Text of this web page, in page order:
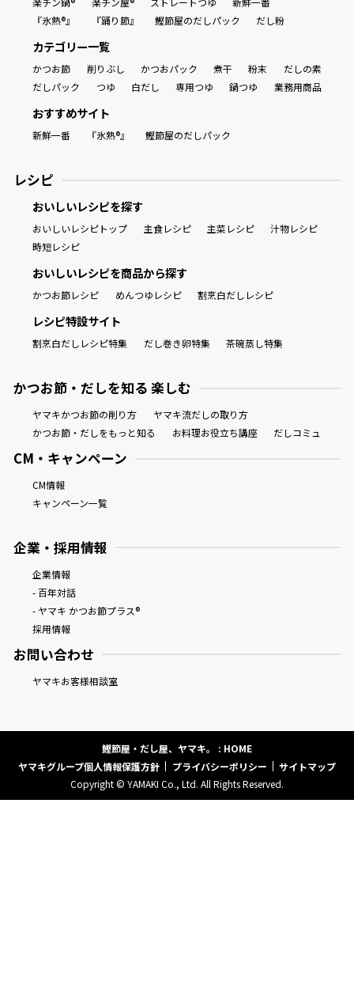
楽チン屋®
『氷熟®』
『踊り節』 鰹節屋のだしパック だし粉
カテゴリー一覧
かつお節 削りぶし かつおパック 煮干 粉末
だしの素
だしパック
つゆ 白だし 専用つゆ 鍋つゆ 業務用商品
おすすめサイト
新鮮一番 『氷熟®』 鰹節屋のだしパック
レシピ
おいしいレシピを探す
おいしいレシピトップ 主食レシピ 主菜レシピ
汁物レシピ
時短レシピ
おいしいレシピを商品から探す
かつお節レシピ めんつゆレシピ 割烹白だしレシピ
レシピ特設サイト
割烹白だしレシピ特集 だし巻き卵特集 茶碗蒸し特集
かつお節・だしを知る 楽しむ
ヤマキかつお節の削り方
ヤマキ流だしの取り方
かつお節・だしをもっと知る
お料理お役立ち講座 だしコミュ
CM・キャンペーン
CM情報
キャンペーン一覧
企業・採用情報
企業情報
- 百年対話
- ヤマキ かつお節プラス®
採用情報
お問い合わせ
ヤマキお客様相談室
鰹節屋・だし屋、ヤマキ。 : HOME
ヤマキグループ個人情報保護方針
プライバシーポリシー
サイトマップ
Copyright © YAMAKI Co., Ltd. All Rights Reserved.